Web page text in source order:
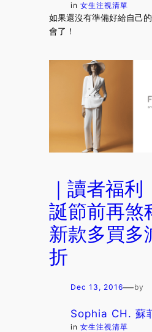
in女生注視清單
如果還沒有準備好給自己
會了！
｜讀者福利
誕節前再煞
新款多買多
折
Dec 13, 2016—by
Sophia CH. 蘇
in女生注視清單